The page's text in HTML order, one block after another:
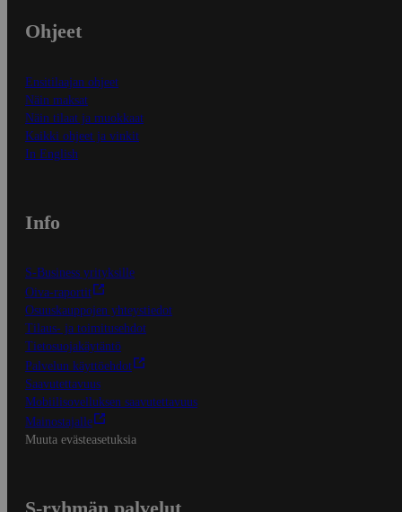
Ohjeet
Ensitilaajan ohjeet
Näin maksat
Näin tilaat ja muokkaat
Kaikki ohjeet ja vinkit
In English
Info
S-Business yrityksille
Oiva-raportit
Osuuskauppojen yhteystiedot
Tilaus- ja toimitusehdot
Tietosuojakäytäntö
Palvelun käyttöehdot
Saavutettavuus
Mobiilisovelluksen saavutettavuus
Mainostajalle
Muuta evästeasetuksia